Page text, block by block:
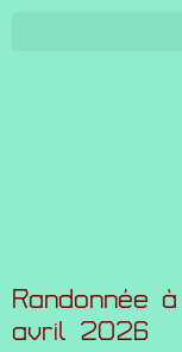
Randonnée
avril 2026